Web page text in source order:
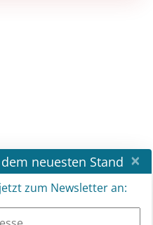
neuesten Stand ×
zum Newsletter an: